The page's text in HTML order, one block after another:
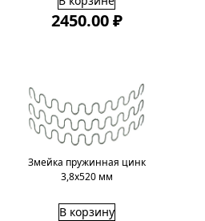
2450.00 ₽
Змейка пружинная цинк
3,8х520 мм
В корзину